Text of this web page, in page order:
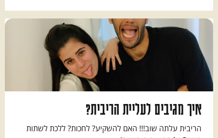
איך מגיבים לעליית הריבית?
הריבית עלתה שוב!!! האם להשקיע? לחכות? ללכת לשתות